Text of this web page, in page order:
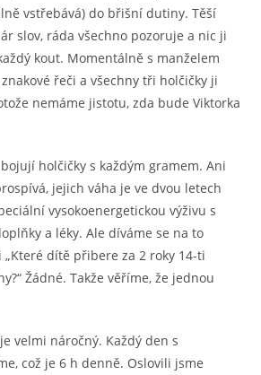
vstřebává) do břišní dutiny. Těší
slov, ráda všechno pozoruje a nic ji
kout. Momentálně s manželem
řeči a všechny tři holčičky ji
nemáme jistotu, zda bude Viktorka
holčičky s každým gramem. Ani
jejich váha je ve dvou letech
vysokoenergetickou výživu s
a léky. Ale díváme se na to
dítě přibere za 2 roky 14-ti
Žádné. Takže věříme, že jednou
velmi náročný. Každý den s
což je 6 h denně. Oslovili jsme